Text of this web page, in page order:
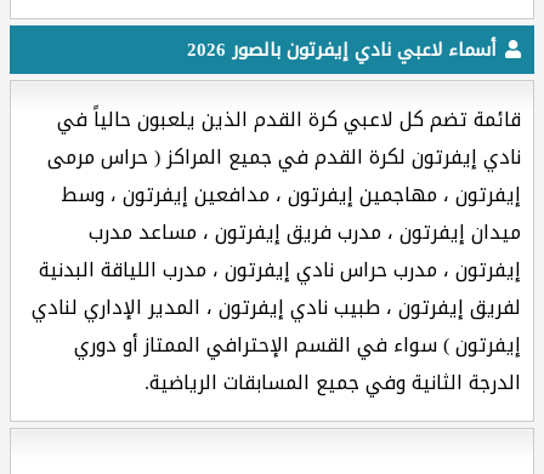
أسماء لاعبي نادي إيفرتون بالصور 2026
قائمة تضم كل لاعبي كرة القدم الذين يلعبون حالياً في
نادي إيفرتون لكرة القدم في جميع المراكز ( حراس مرمى
إيفرتون ، مهاجمين إيفرتون ، مدافعين إيفرتون ، وسط
ميدان إيفرتون ، مدرب فريق إيفرتون ، مساعد مدرب
إيفرتون ، مدرب حراس نادي إيفرتون ، مدرب اللياقة البدنية
لفريق إيفرتون ، طبيب نادي إيفرتون ، المدير الإداري لنادي
إيفرتون ) سواء في القسم الإحترافي الممتاز أو دوري
الدرجة الثانية وفي جميع المسابقات الرياضية.